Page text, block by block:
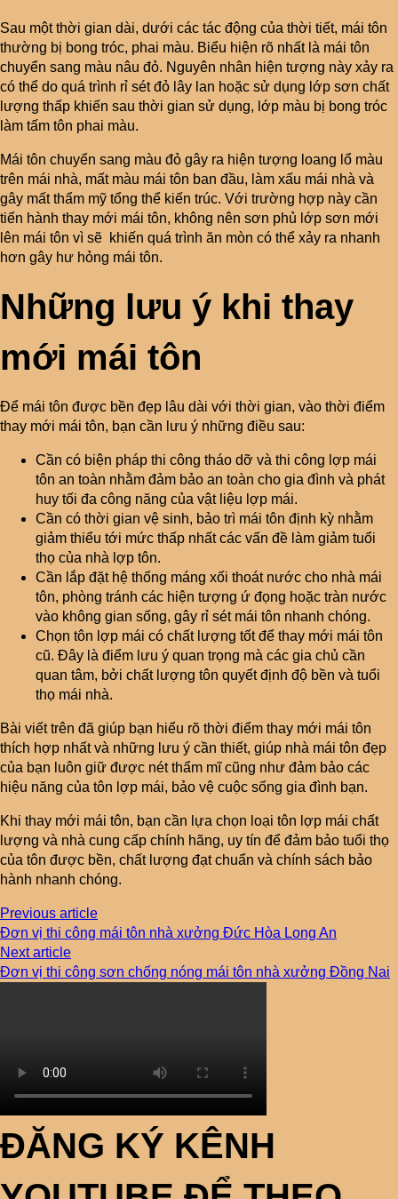
Sau một thời gian dài, dưới các tác động của thời tiết, mái tôn
thường bị bong tróc, phai màu. Biểu hiện rõ nhất là mái tôn
chuyển sang màu nâu đỏ. Nguyên nhân hiện tượng này xảy ra
có thể do quá trình rỉ sét đỏ lây lan hoặc sử dụng lớp sơn chất
lượng thấp khiến sau thời gian sử dụng, lớp màu bị bong tróc
làm tấm tôn phai màu.
Mái tôn chuyển sang màu đỏ gây ra hiện tượng loang lổ màu
trên mái nhà, mất màu mái tôn ban đầu, làm xấu mái nhà và
gây mất thẩm mỹ tổng thể kiến trúc. Với trường hợp này cần
tiến hành thay mới mái tôn, không nên sơn phủ lớp sơn mới
lên mái tôn vì sẽ khiến quá trình ăn mòn có thể xảy ra nhanh
hơn gây hư hỏng mái tôn.
Những lưu ý khi thay
mới mái tôn
Để mái tôn được bền đẹp lâu dài với thời gian, vào thời điểm
thay mới mái tôn, bạn cần lưu ý những điều sau:
Cần có biện pháp thi công tháo dỡ và thi công lợp mái
tôn an toàn nhằm đảm bảo an toàn cho gia đình và phát
huy tối đa công năng của vật liệu lợp mái.
Cần có thời gian vệ sinh, bảo trì mái tôn định kỳ nhằm
giảm thiểu tới mức thấp nhất các vấn đề làm giảm tuổi
thọ của nhà lợp tôn.
Cần lắp đặt hệ thống máng xối thoát nước cho nhà mái
tôn, phòng tránh các hiện tượng ứ đọng hoặc tràn nước
vào không gian sống, gây rỉ sét mái tôn nhanh chóng.
Chọn tôn lợp mái có chất lượng tốt để thay mới mái tôn
cũ. Đây là điểm lưu ý quan trọng mà các gia chủ cần
quan tâm, bởi chất lượng tôn quyết định độ bền và tuổi
thọ mái nhà.
Bài viết trên đã giúp bạn hiểu rõ thời điểm thay mới mái tôn
thích hợp nhất và những lưu ý cần thiết, giúp nhà mái tôn đẹp
của bạn luôn giữ được nét thẩm mĩ cũng như đảm bảo các
hiệu năng của tôn lợp mái, bảo vệ cuộc sống gia đình bạn.
Khi thay mới mái tôn, bạn cần lựa chọn loại tôn lợp mái chất
lượng và nhà cung cấp chính hãng, uy tín để đảm bảo tuổi thọ
của tôn được bền, chất lượng đạt chuẩn và chính sách bảo
hành nhanh chóng.
Previous article
Đơn vị thi công mái tôn nhà xưởng Đức Hòa Long An
Next article
Đơn vị thi công sơn chống nóng mái tôn nhà xưởng Đồng Nai
ĐĂNG KÝ KÊNH